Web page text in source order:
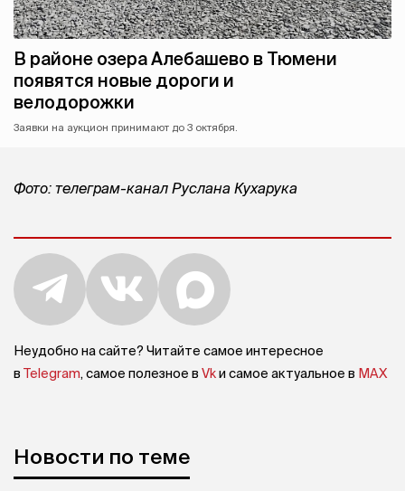
В районе озера Алебашево в Тюмени
появятся новые дороги и
велодорожки
Заявки на аукцион принимают до 3 октября.
Фото: телеграм-канал Руслана Кухарука
Неудобно на сайте? Читайте самое интересное
в Telegram, самое полезное в Vkи самое актуальное в MAX
Новости по теме